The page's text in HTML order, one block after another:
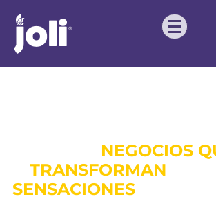
NEGOCIOS
TRANSFORMAN
SENSACIONES